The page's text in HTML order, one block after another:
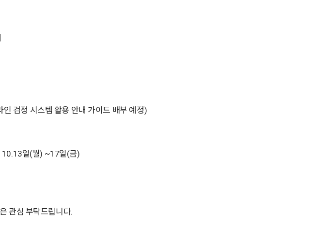
검정 시스템 활용 안내 가이드 배부 예정)
10.13일(월) ~17일(금)
관심 부탁드립니다.